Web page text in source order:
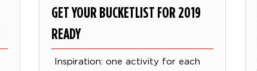
GET YOUR BUCKETLIST FOR 2019
READY
Inspiration: one activity for each